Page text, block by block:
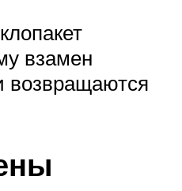
взамен
возвращаются